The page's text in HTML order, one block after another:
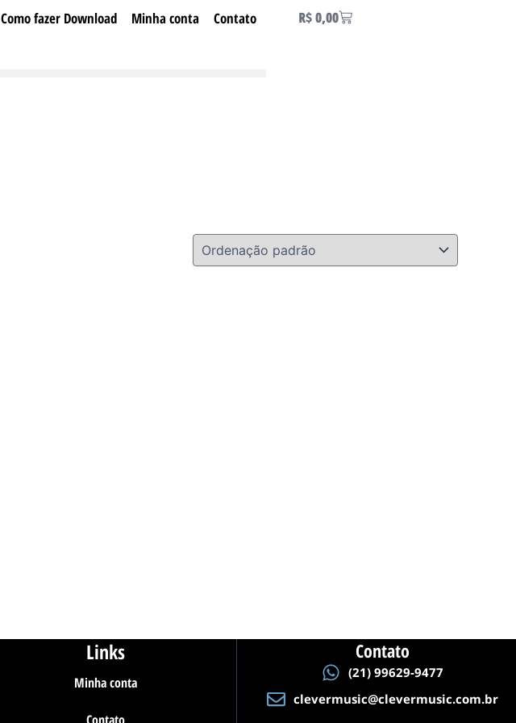
Como fazer Download Minha conta Contato R$0,00Carrinho
Links
Minha conta
Contato
(21) 99629-9477
clevermusic@clevermusic.com.br